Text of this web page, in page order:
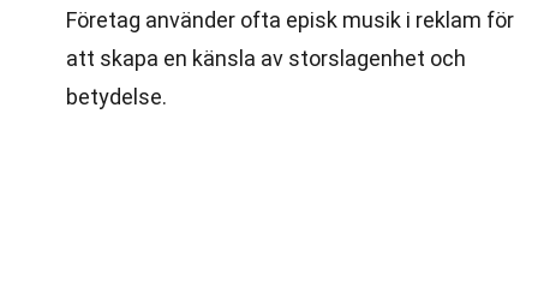
Företag använder ofta episk musik i reklam för
att skapa en känsla av storslagenhet och
betydelse.